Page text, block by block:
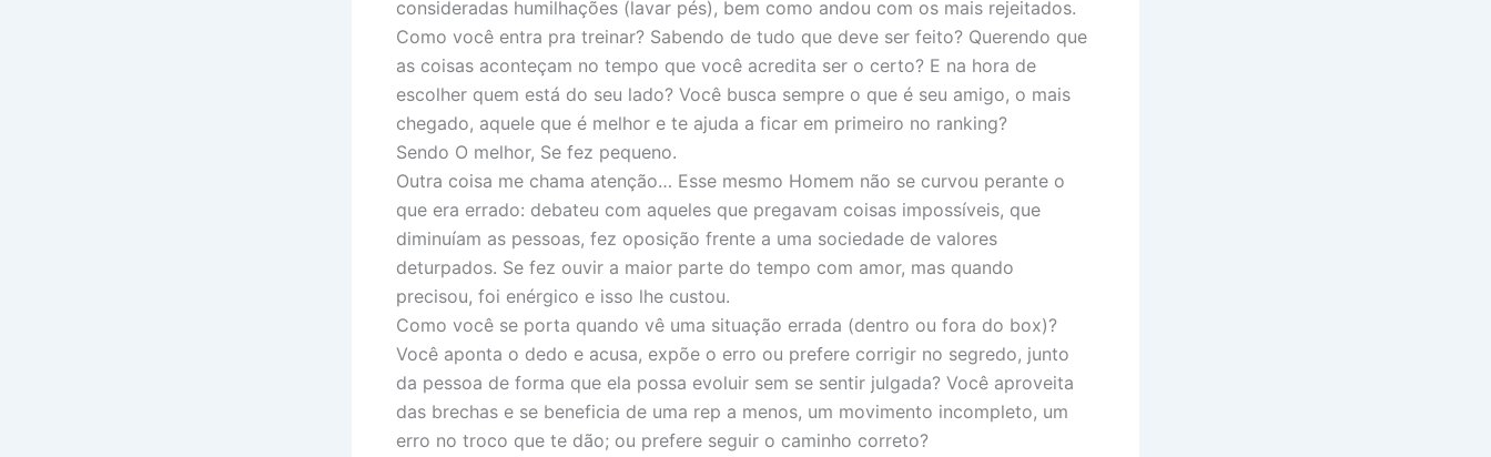
consideradas humilhações (lavar pés), bem como andou com os mais rejeitados.
Como você entra pra treinar? Sabendo de tudo que deve ser feito? Querendo que
as coisas aconteçam no tempo que você acredita ser o certo? E na hora de
escolher quem está do seu lado? Você busca sempre o que é seu amigo, o mais
chegado, aquele que é melhor e te ajuda a ficar em primeiro no ranking?
Sendo O melhor, Se fez pequeno.
Outra coisa me chama atenção… Esse mesmo Homem não se curvou perante o
que era errado: debateu com aqueles que pregavam coisas impossíveis, que
diminuíam as pessoas, fez oposição frente a uma sociedade de valores
deturpados. Se fez ouvir a maior parte do tempo com amor, mas quando
precisou, foi enérgico e isso lhe custou.
Como você se porta quando vê uma situação errada (dentro ou fora do box)?
Você aponta o dedo e acusa, expõe o erro ou prefere corrigir no segredo, junto
da pessoa de forma que ela possa evoluir sem se sentir julgada? Você aproveita
das brechas e se beneficia de uma rep a menos, um movimento incompleto, um
erro no troco que te dão; ou prefere seguir o caminho correto?